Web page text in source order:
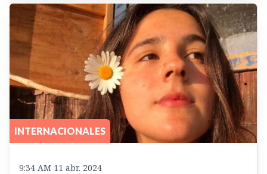
INTERNACIONALES
9:34 AM 11 abr. 2024